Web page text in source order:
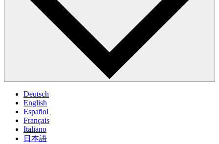
Deutsch
English
Español
Français
Italiano
日本語